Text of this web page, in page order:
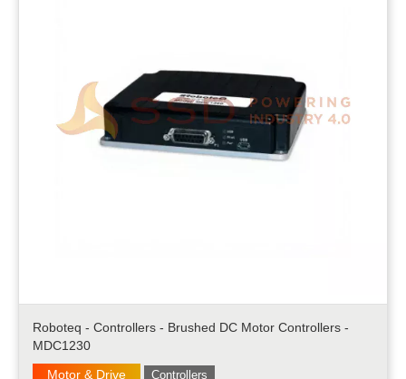
Roboteq - Controllers - Brushed DC Motor Controllers -
MDC1230
Motor & Drive
Controllers